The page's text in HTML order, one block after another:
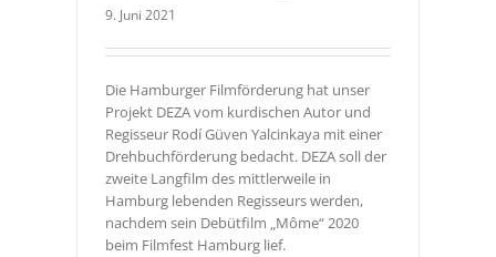
9. Juni 2021
Die Hamburger Filmförderung hat unser
Projekt DEZA vom kurdischen Autor und
Regisseur Rodí Güven Yalcinkaya mit einer
Drehbuchförderung bedacht. DEZA soll der
zweite Langfilm des mittlerweile in
Hamburg lebenden Regisseurs werden,
nachdem sein Debütfilm „Môme“ 2020
beim Filmfest Hamburg lief.